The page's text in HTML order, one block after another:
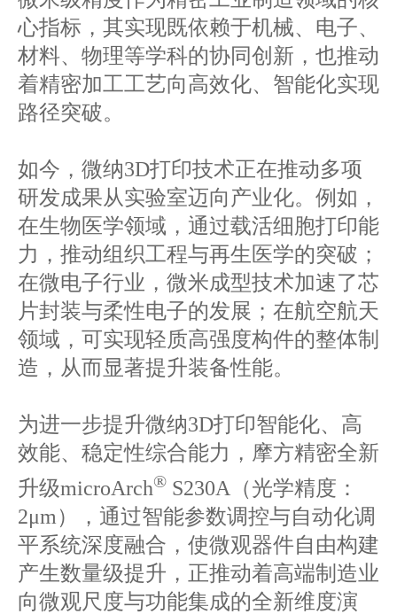
心指标，其实现既依赖于机械、电子、
材料、物理等学科的协同创新，也推动
着精密加工工艺向高效化、智能化实现
路径突破。
如今，微纳3D打印技术正在推动多项
研发成果从实验室迈向产业化。例如，
在生物医学领域，通过载活细胞打印能
力，推动组织工程与再生医学的突破；
在微电子行业，微米成型技术加速了芯
片封装与柔性电子的发展；在航空航天
领域，可实现轻质高强度构件的整体制
造，从而显著提升装备性能。
为进一步提升微纳3D打印智能化、高
效能、稳定性综合能力，摩方精密全新
升级microArch® S230A（光学精度：
2μm），通过智能参数调控与自动化调
平系统深度融合，使微观器件自由构建
产生数量级提升，正推动着高端制造业
向微观尺度与功能集成的全新维度演